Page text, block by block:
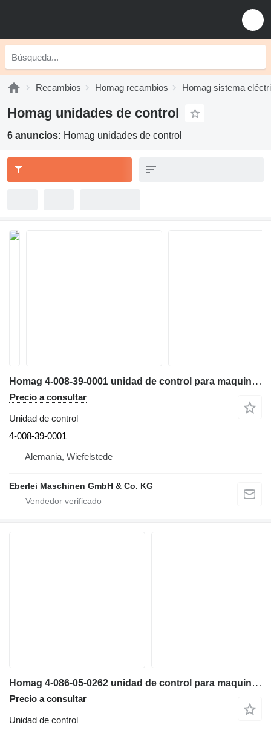
Recambios Homag recambios Homag sistema
Homag unidades de control
6 anuncios: Homag unidades de control
Homag 4-008-39-0001 unidad de control para maquinaria industrial
Precio a consultar
Unidad de control
4-008-39-0001
Alemania, Wiefelstede
Eberlei Maschinen GmbH & Co. KG
Homag 4-086-05-0262 unidad de control para maquinaria industrial
Precio a consultar
Unidad de control